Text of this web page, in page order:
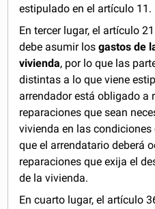
estipulado en el artículo 11.
En tercer lugar, el artículo
debe asumir losgastos de
vivienda, por lo que las
distintas a lo que viene
arrendador está obligado a
reparaciones que sean
vivienda en las
que el arrendatario deberá
reparaciones que exija el
de la vivienda.
En cuarto lugar, el artículo